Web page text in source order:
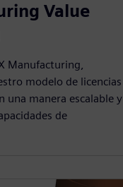
Value
Manufacturing,
modelo de licencias
una manera escalable y
de